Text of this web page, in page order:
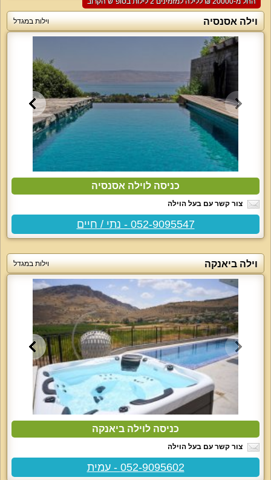
וילה אסנסיה וילות במגדל
כניסה לוילה אסנסיה
צור קשר עם בעל הוילה
052-9095547 - נתי / חיים
וילה ביאנקה וילות במגדל
כניסה לוילה ביאנקה
צור קשר עם בעל הוילה
052-9095602 - עמית